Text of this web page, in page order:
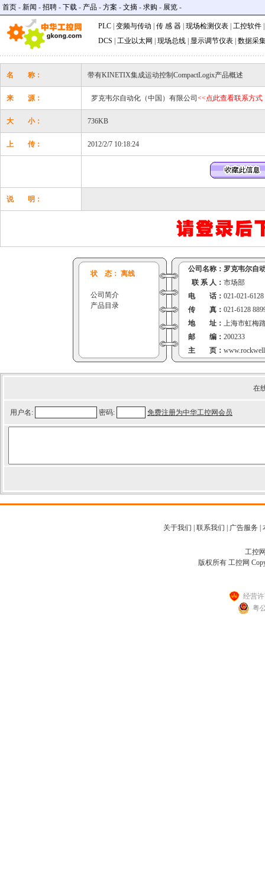
首页 - 新闻 - 招聘 - 下载 - 产品 - 方案 - 文摘 - 求购 - 展览 -
PLC 变频与传动 传 感 器 现场检测仪表 工控软件
DCS
工业以太网 现场总线 显示调节仪表 数据采
名 称： 带有KINETIX集成运动控制CompactLogix产品概述
来 源： 罗克韦尔自动化（中国）有限公司 <<点此查看联系方式
大 小： 736KB
上 传： 2012/2/7 10:18:24
说 明：
状 态： 离线
公司简介
产品目录
公司名称： 罗克韦尔自
联 系 人： 市场部
电 话： 021-021-6128
传 真： 021-6128
地 址： 上海市虹梅
邮 编： 200233
主 页：
在
用户名: 密码: 免费注册为中华工控网会员
关于我们 联系我们 广告服务
工控
版权所有 工控网
经营
粤